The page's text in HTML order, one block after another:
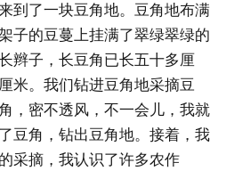
到了一块豆角地。豆角地布满
子的豆蔓上挂满了翠绿翠绿的
辫子，长豆角已长五十多厘
米。我们钻进豆角地采摘豆
，密不透风，不一会儿，我就
豆角，钻出豆角地。接着，我
采摘，我认识了许多农作